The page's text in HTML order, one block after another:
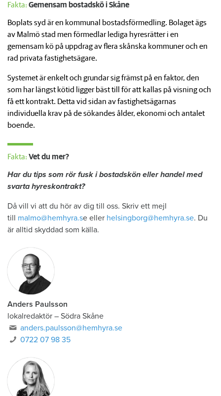
Fakta: Gemensam bostadskö i Skåne
Boplats syd är en kommunal bostadsförmedling. Bolaget ägs
av Malmö stad men förmedlar lediga hyresrätter i en
gemensam kö på uppdrag av flera skånska kommuner och en
rad privata fastighetsägare.
Systemet är enkelt och grundar sig främst på en faktor, den
som har längst kötid ligger bäst till för att kallas på visning och
få ett kontrakt. Detta vid sidan av fastighetsägarnas
individuella krav på de sökandes ålder, ekonomi och antalet
boende.
Fakta: Vet du mer?
Har du tips som rör fusk i bostadskön eller handel med
svarta hyreskontrakt?
Då vill vi att du hör av dig till oss. Skriv ett mejl
till malmo@hemhyra.se eller helsingborg@hemhyra.se. Du
är alltid skyddad som källa.
Anders Paulsson
lokalredaktör – Södra Skåne
anders.paulsson@hemhyra.se
0722 07 98 35